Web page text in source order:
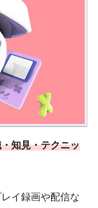
知見・テクニッ
イ録画や配信な